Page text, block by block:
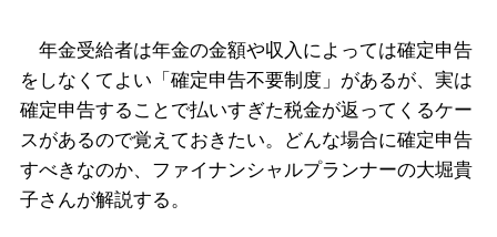
年金受給者は年金の金額や収入によっては確定申告
をしなくてよい「確定申告不要制度」があるが、実は
確定申告することで払いすぎた税金が返ってくるケー
スがあるので覚えておきたい。どんな場合に確定申告
すべきなのか、ファイナンシャルプランナーの大堀貴
子さんが解説する。